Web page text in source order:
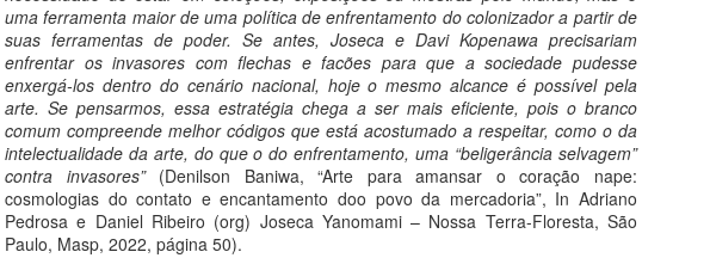
uma ferramenta maior de uma política de enfrentamento do colonizador a partir de
suas ferramentas de poder. Se antes, Joseca e Davi Kopenawa precisariam
enfrentar os invasores com flechas e facões para que a sociedade pudesse
enxergá-los dentro do cenário nacional, hoje o mesmo alcance é possível pela
arte. Se pensarmos, essa estratégia chega a ser mais eficiente, pois o branco
comum compreende melhor códigos que está acostumado a respeitar, como o da
intelectualidade da arte, do que o do enfrentamento, uma “beligerância selvagem”
contra invasores”(Denilson Baniwa, “Arte para amansar o coração nape:
cosmologias do contato e encantamento doo povo da mercadoria”, In Adriano
Pedrosa e Daniel Ribeiro (org) Joseca Yanomami – Nossa Terra-Floresta, São
Paulo, Masp, 2022, página 50).
Para prolongar o prazer
Ir ao Masp é satisfação garantida.
JUL
1
História da Ética
Do livro Breve história da ética - De Sócrates a Paulo Freire